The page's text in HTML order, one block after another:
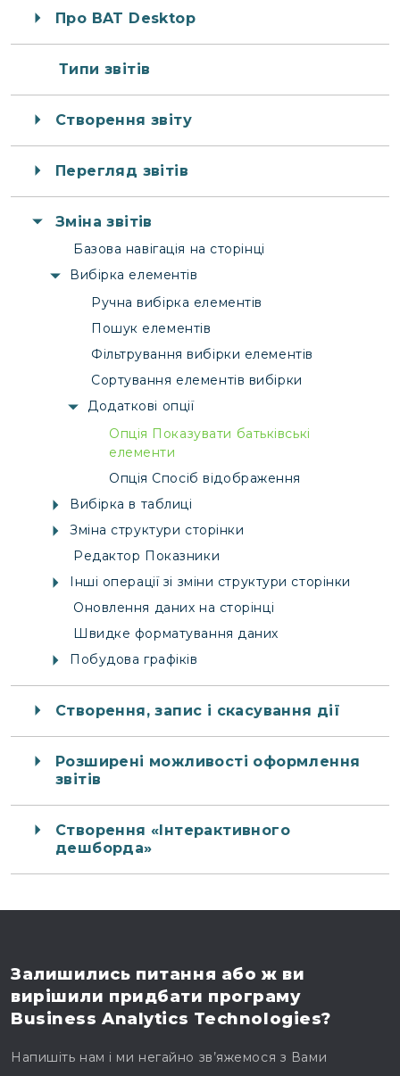
Про BAT Desktop
Типи звітів
Створення звіту
Перегляд звітів
Зміна звітів
Базова навігація на сторінці
Вибірка елементів
Ручна вибірка елементів
Пошук елементів
Фільтрування вибірки елементів
Сортування елементів вибірки
Додаткові опції
Опція Показувати батьківські
елементи
Опція Спосіб відображення
Вибірка в таблиці
Зміна структури сторінки
Редактор Показники
Інші операції зі зміни структури сторінки
Оновлення даних на сторінці
Швидке форматування даних
Побудова графіків
Створення, запис і скасування дії
Розширені можливості оформлення
звітів
Створення «Інтерактивного
дешборда»
Залишились питання або ж ви
вирішили придбати програму
Business Analytics Technologies?
Напишіть нам і ми негайно зв’яжемося з Вами